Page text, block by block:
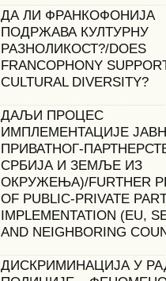
ДА ЛИ ФРАНКОФОНИЈА
ПОДРЖАВА КУЛТУРНУ
РАЗНОЛИКОСТ?/DOES
FRANCOPHONY
CULTURAL DIVERSITY?
ДАЉИ ПРОЦЕС
ИМПЛЕМЕНТАЦИЈЕ
ПРИВАТНОГ-
СРБИЈА И ЗЕМЉЕ ИЗ
ОКРУЖЕЊА)/FURTHER
OF PUBLIC-PRIVATE
IMPLEMENTATION (EU,
AND NEIGHBORING
ДИСКРИМИНАЦИЈА У